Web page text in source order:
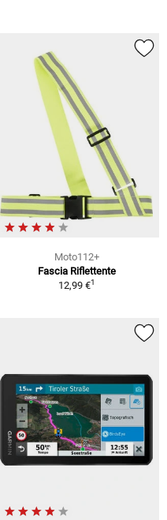
Moto112+
Fascia Riflettente
12,99 €1